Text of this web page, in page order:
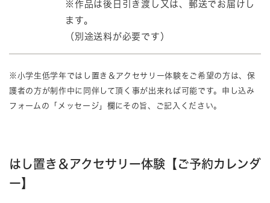
※作品は後日引き渡し又は、郵送でお届けし
ます。
（別途送料が必要です）
※小学生低学年ではし置き＆アクセサリー体験をご希望の方は、保
護者の方が制作中に同伴して頂く事が出来れば可能です。申し込み
フォームの「メッセージ」欄にその旨、ご記入ください。
はし置き＆アクセサリー体験【ご予約カレンダ
ー】